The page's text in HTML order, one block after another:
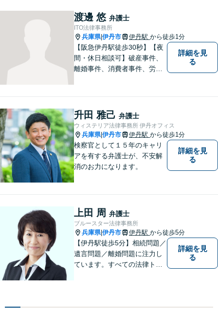
れず、尽力してまいります。
【メーカー法務経験あり】
渡邊 悠 弁護士
ITO法律事務所
兵庫県|伊丹市 伊丹駅 から徒歩1分
【阪急伊丹駅徒歩30秒】【夜
間・休日相談可】破産事件、
離婚事件、消費者事件、労働
してまいります。まずは一度
ご相談ください【完全個室】
【法テラス利用可】
詳細を見
る
升田 雅己 弁護士
ウィステリア法律事務所 伊丹オフィス
兵庫県|伊丹市 伊丹駅 から徒歩1分
検察官として１５年のキャリ
アを有する弁護士が、不安解
消のお力になります。
詳細を見
る
上田 周 弁護士
ブルースター法律事務所
兵庫県|伊丹市 伊丹駅 から徒歩5分
【伊丹駅徒歩5分】相続問題／
遺言問題／離婚問題に注力し
ています。すべての法律トラ
様と信頼関係を築いて紛争解
詳細を見
る